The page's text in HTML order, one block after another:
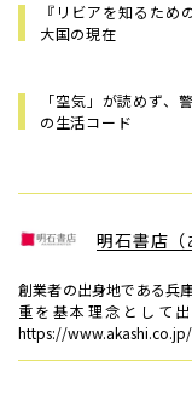
『リビアを知るため
大国の現在
「空気」が読めず
の生活コード
明石書店（
創業者の出身地である兵
重を基本理念として
https://